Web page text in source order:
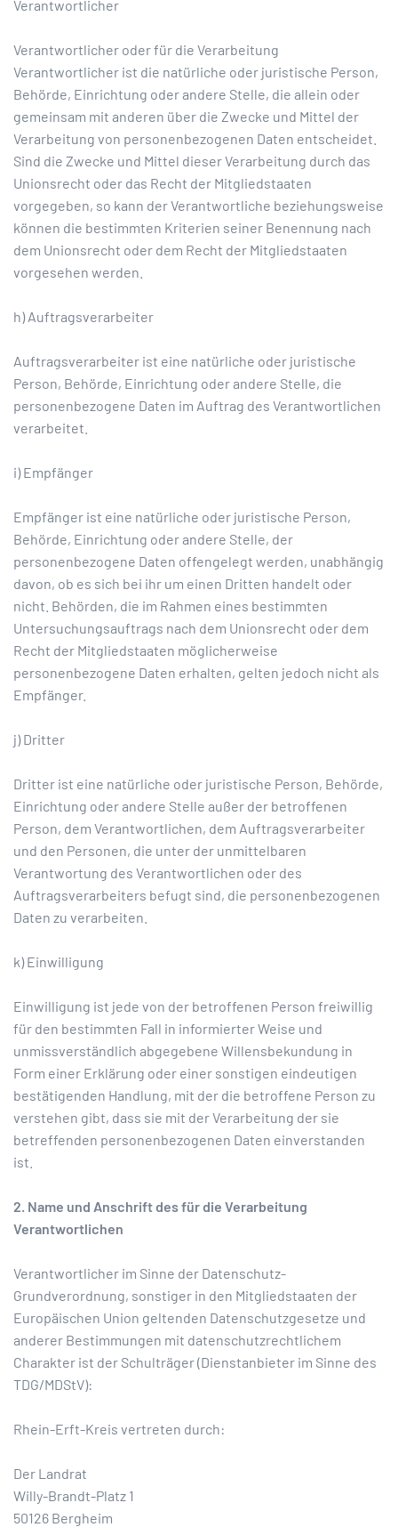
Verantwortlicher
Verantwortlicher oder für die Verarbeitung
Verantwortlicher ist die natürliche oder juristische Person,
Behörde, Einrichtung oder andere Stelle, die allein oder
gemeinsam mit anderen über die Zwecke und Mittel der
Verarbeitung von personenbezogenen Daten entscheidet.
Sind die Zwecke und Mittel dieser Verarbeitung durch das
Unionsrecht oder das Recht der Mitgliedstaaten
vorgegeben, so kann der Verantwortliche beziehungsweise
können die bestimmten Kriterien seiner Benennung nach
dem Unionsrecht oder dem Recht der Mitgliedstaaten
vorgesehen werden.
h) Auftragsverarbeiter
Auftragsverarbeiter ist eine natürliche oder juristische
Person, Behörde, Einrichtung oder andere Stelle, die
personenbezogene Daten im Auftrag des Verantwortlichen
verarbeitet.
i) Empfänger
Empfänger ist eine natürliche oder juristische Person,
Behörde, Einrichtung oder andere Stelle, der
personenbezogene Daten offengelegt werden, unabhängig
davon, ob es sich bei ihr um einen Dritten handelt oder
nicht. Behörden, die im Rahmen eines bestimmten
Untersuchungsauftrags nach dem Unionsrecht oder dem
Recht der Mitgliedstaaten möglicherweise
personenbezogene Daten erhalten, gelten jedoch nicht als
Empfänger.
j) Dritter
Dritter ist eine natürliche oder juristische Person, Behörde,
Einrichtung oder andere Stelle außer der betroffenen
Person, dem Verantwortlichen, dem Auftragsverarbeiter
und den Personen, die unter der unmittelbaren
Verantwortung des Verantwortlichen oder des
Auftragsverarbeiters befugt sind, die personenbezogenen
Daten zu verarbeiten.
k) Einwilligung
Einwilligung ist jede von der betroffenen Person freiwillig
für den bestimmten Fall in informierter Weise und
unmissverständlich abgegebene Willensbekundung in
Form einer Erklärung oder einer sonstigen eindeutigen
bestätigenden Handlung, mit der die betroffene Person zu
verstehen gibt, dass sie mit der Verarbeitung der sie
betreffenden personenbezogenen Daten einverstanden
ist.
2. Name und Anschrift des für die Verarbeitung
Verantwortlichen
Verantwortlicher im Sinne der Datenschutz-
Grundverordnung, sonstiger in den Mitgliedstaaten der
Europäischen Union geltenden Datenschutzgesetze und
anderer Bestimmungen mit datenschutzrechtlichem
Charakter ist der Schulträger (Dienstanbieter im Sinne des
TDG/MDStV):
Rhein-Erft-Kreis vertreten durch:
Der Landrat
Willy-Brandt-Platz 1
50126 Bergheim